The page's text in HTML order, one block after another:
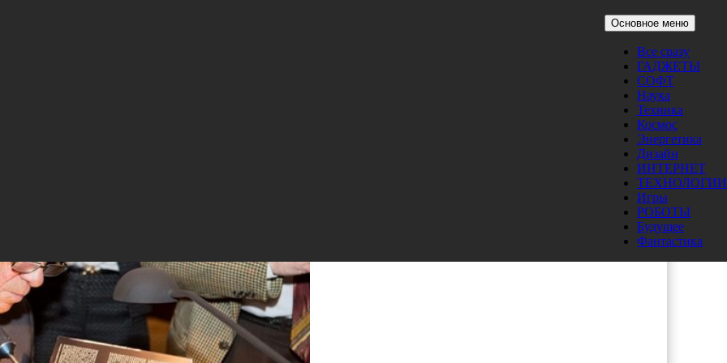
Основное меню
Все сразу
ГАДЖЕТЫ
СОФТ
Наука
Техника
Космос
Энергетика
Дизайн
ИНТЕРНЕТ
ТЕХНОЛОГИИ
Игры
РОБОТЫ
Будущее
Фантастика